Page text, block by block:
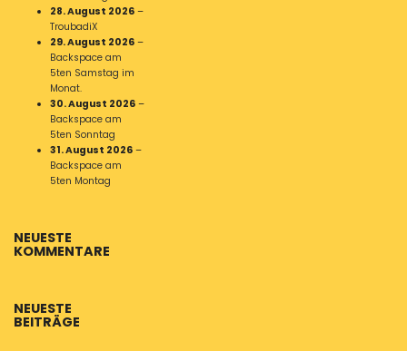
28. August 2026 –
TroubadiX
29. August 2026 –
Backspace am
5ten Samstag im
Monat.
30. August 2026 –
Backspace am
5ten Sonntag
31. August 2026 –
Backspace am
5ten Montag
NEUESTE
KOMMENTARE
NEUESTE
BEITRÄGE